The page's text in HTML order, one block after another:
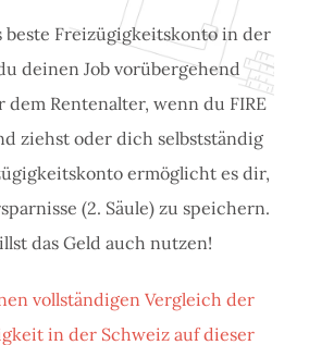
beste Freizügigkeitskonto in der
deinen Job vorübergehend
dem Rentenalter, wenn du FIRE
ziehst oder dich selbstständig
ermöglicht es dir,
(2. Säule) zu speichern.
das Geld auch nutzen!
vollständigen Vergleich der
in der Schweiz auf dieser